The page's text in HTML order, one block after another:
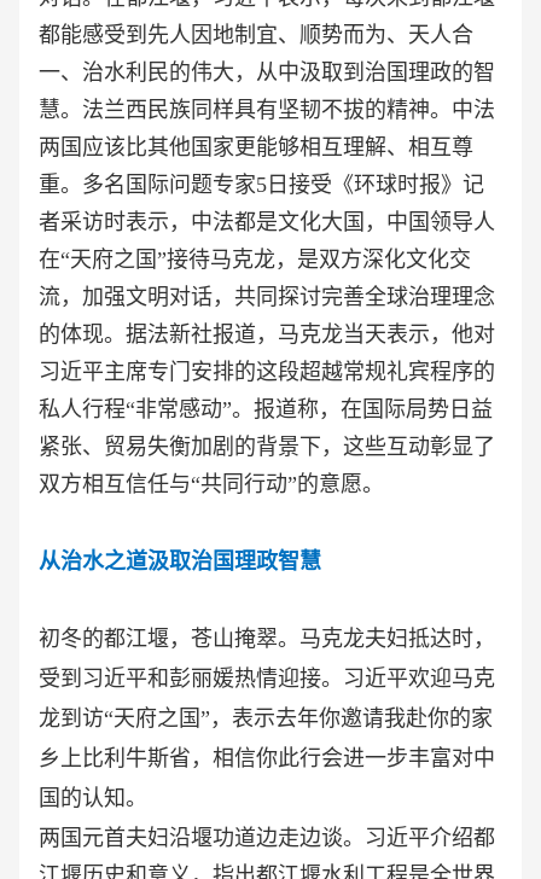
都能感受到先人因地制宜、顺势而为、天人合
一、治水利民的伟大，从中汲取到治国理政的智
慧。法兰西民族同样具有坚韧不拔的精神。中法
两国应该比其他国家更能够相互理解、相互尊
重。多名国际问题专家5日接受《环球时报》记
者采访时表示，中法都是文化大国，中国领导人
在“天府之国”接待马克龙，是双方深化文化交
流，加强文明对话，共同探讨完善全球治理理念
的体现。据法新社报道，马克龙当天表示，他对
习近平主席专门安排的这段超越常规礼宾程序的
私人行程“非常感动”。报道称，在国际局势日益
紧张、贸易失衡加剧的背景下，这些互动彰显了
双方相互信任与“共同行动”的意愿。
从治水之道汲取治国理政智慧
初冬的都江堰，苍山掩翠。马克龙夫妇抵达时，
受到习近平和彭丽媛热情迎接。习近平欢迎马克
龙到访“天府之国”，表示去年你邀请我赴你的家
乡上比利牛斯省，相信你此行会进一步丰富对中
国的认知。
两国元首夫妇沿堰功道边走边谈。习近平介绍都